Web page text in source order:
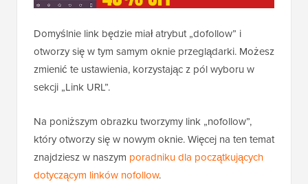
Domyślnie link będzie miał atrybut „dofollow” i
otworzy się w tym samym oknie przeglądarki. Możesz
zmienić te ustawienia, korzystając z pól wyboru w
sekcji „Link URL”.
Na poniższym obrazku tworzymy link „nofollow”,
który otworzy się w nowym oknie. Więcej na ten temat
znajdziesz w naszym poradniku dla początkujących
dotyczącym linków nofollow.